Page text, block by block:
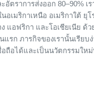
อัตราการส่งออก 80–90% เ
นอเมริกาเหนือ อเมริกาใต้ ยุโ
แอฟริกา และโอเชียเนีย ด้
รก ภารกิจของเรานั้นเรียบ
ถือได้และเป็นนวัตกรรมใหม่